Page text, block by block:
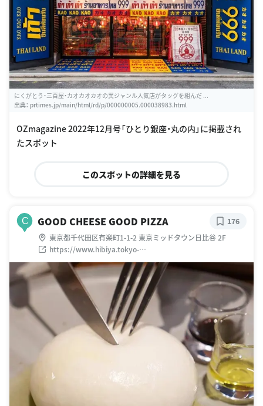
にくがとう・三百屋・カオカオカオの異ジャンル人気店がタッグを組んだ ...
出典： prtimes.jp/main/html/rd/p/000000005.000038983.html
OZmagazine 2022年12月号「ひとり銀座・丸の内」に掲載され
たスポット
このスポットの詳細を見る
C GOOD CHEESE GOOD PIZZA
東京都千代田区有楽町1-1-2 東京ミッドタウン日比谷 2F
https://www.hibiya.tokyo-
midtown.com/jp/sp/restaurants/21900/
176